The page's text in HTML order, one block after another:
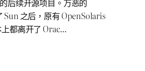
Sun 之后，原有 OpenSolaris
都离开了 Orac…